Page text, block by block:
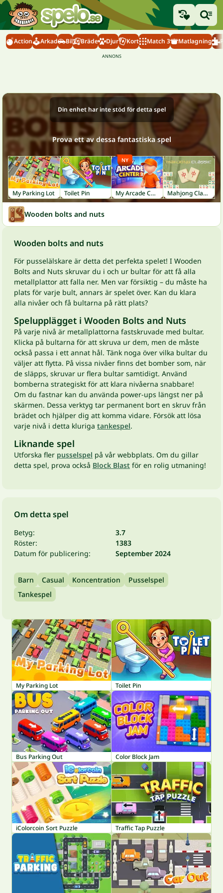
Action Arkad Bil Bräde Djur Kort Match 3 Matlagning
Din enhet har inte stöd för detta spel
Prova ett av dessa fantastiska spel
My Parking Lot Toilet Pin My Arcade Center 2
NY
Mahjong Classic
Wooden bolts and nuts
Wooden bolts and nuts
För pusselälskare är detta det perfekta spelet! I Wooden
Bolts and Nuts skruvar du i och ur bultar för att få alla
metallplattor att falla ner. Men var försiktig – du måste ha
plats för varje bult, annars är spelet över. Kan du klara
alla nivåer och få bultarna på rätt plats?
Spelupplägget i Wooden Bolts and Nuts
På varje nivå är metallplattorna fastskruvade med bultar.
Klicka på bultarna för att skruva ur dem, men de måste
också passa i ett annat hål. Tänk noga över vilka bultar du
väljer att flytta. På vissa nivåer finns det bomber som, när
de släpps, skruvar ur flera bultar samtidigt. Använd
bomberna strategiskt för att klara nivåerna snabbare!
Om du fastnar kan du använda power-ups längst ner på
skärmen. Dessa verktyg tar permanent bort en skruv från
brädet och hjälper dig att komma vidare. Försök att lösa
varje nivå i detta kluriga tankespel.
Liknande spel
Utforska fler pusselspel på vår webbplats. Om du gillar
detta spel, prova också Block Blast för en rolig utmaning!
Om detta spel
Betyg:
3.7
Röster:
1383
Datum för publicering:
September 2024
Barn Casual Koncentration
Pusselspel
Tankespel
My Parking Lot Toilet Pin
Bus Parking Out Color Block Jam
iColorcoin Sort Puzzle Traffic Tap Puzzle